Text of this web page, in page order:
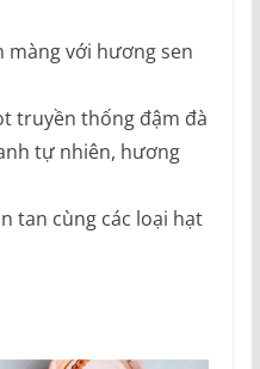
màng với hương sen
truyền thống đậm đà
tự nhiên, hương
tan cùng các loại hạt